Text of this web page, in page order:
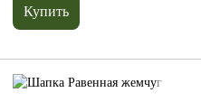
Купить